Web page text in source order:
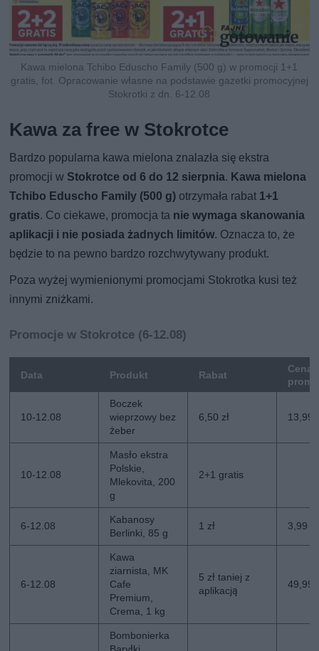
Kawa mielona Tchibo Eduscho Family (500 g) w promocji 1+1
gratis, fot. Opracowanie własne na podstawie gazetki promocyjnej
Stokrotki z dn. 6-12.08
Kawa za free w Stokrotce
Bardzo popularna kawa mielona znalazła się ekstra
promocji w Stokrotce od 6 do 12 sierpnia. Kawa mielona
Tchibo Eduscho Family (500 g) otrzymała rabat 1+1
gratis. Co ciekawe, promocja ta nie wymaga skanowania
aplikacji i nie posiada żadnych limitów. Oznacza to, że
będzie to na pewno bardzo rozchwytywany produkt.
Poza wyżej wymienionymi promocjami Stokrotka kusi też
innymi zniżkami.
Promocje w Stokrotce (6-12.08)
Data Produkt Rabat
Cena
10-12.08
Boczek
wieprzowy bez
żeber
6,50 zł 13,99
10-12.08
Masło ekstra
Polskie,
Mlekovita, 200
g
2+1 gratis
6-12.08
Kabanosy
Berlinki, 85 g
1 zł 3,99
6-12.08
Kawa
ziarnista, MK
Cafe
Premium,
Crema, 1 kg
5 zł taniej z
aplikacją
49,99
Bombonierka
Baryłki